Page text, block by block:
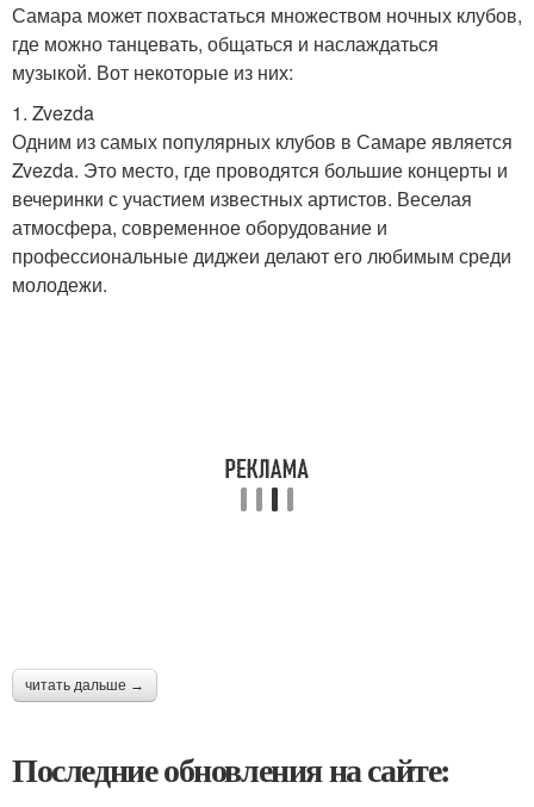
Самара может похвастаться множеством ночных клубов,
где можно танцевать, общаться и наслаждаться
музыкой. Вот некоторые из них:
1. Zvezda
Одним из самых популярных клубов в Самаре является
Zvezda. Это место, где проводятся большие концерты и
вечеринки с участием известных артистов. Веселая
атмосфера, современное оборудование и
профессиональные диджеи делают его любимым среди
молодежи.
читать дальше →
Последние обновления на сайте: